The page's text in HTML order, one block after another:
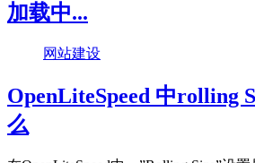
加载中...
网站建设
OpenLiteSpeed 中rolling
么